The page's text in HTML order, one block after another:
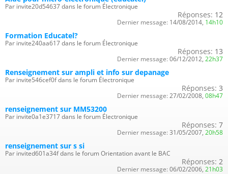
Par invite20d54637 dans le forum Électronique
Réponses: 12
Dernier message: 14/08/2014, 14h10
Formation Educatel?
Par invite240aa617 dans le forum Électronique
Réponses: 13
Dernier message: 06/12/2012, 22h37
Renseignement sur ampli et info sur depanage
Par invite546cef0f dans le forum Électronique
Réponses: 3
Dernier message: 27/02/2008, 08h47
renseignement sur MM53200
Par invite0a1e3717 dans le forum Électronique
Réponses: 7
Dernier message: 31/05/2007, 20h58
renseignement sur s si
Par invited601a34f dans le forum Orientation avant le BAC
Réponses: 2
Dernier message: 06/02/2006, 21h03